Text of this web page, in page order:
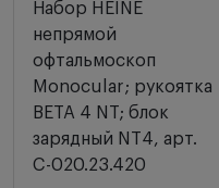
Набор HEINE
непрямой
офтальмоскоп
Monocular; рукоятка
BETA 4 NT; блок
зарядный NT4, арт.
C-020.23.420